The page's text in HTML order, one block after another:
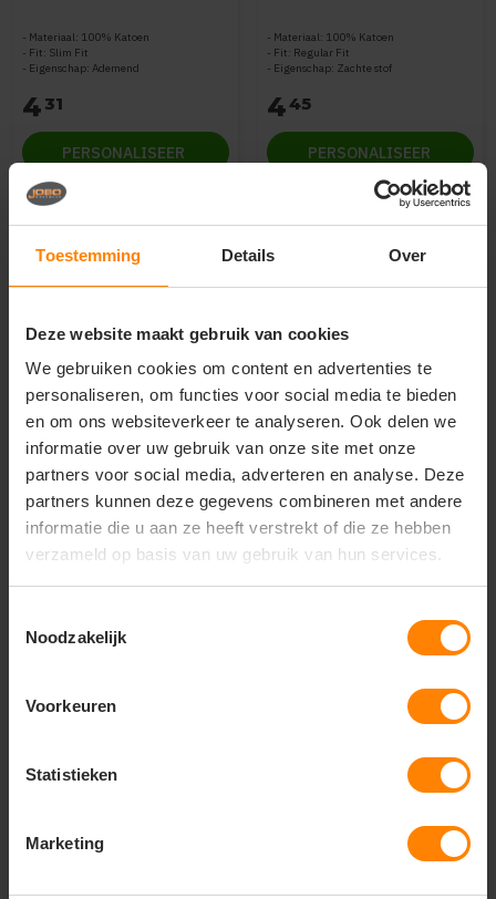
Toestemming Details Over
Deze website maakt gebruik van cookies
We gebruiken cookies om content en advertenties te
personaliseren, om functies voor social media te bieden
en om ons websiteverkeer te analyseren. Ook delen we
informatie over uw gebruik van onze site met onze
partners voor social media, adverteren en analyse. Deze
partners kunnen deze gegevens combineren met andere
informatie die u aan ze heeft verstrekt of die ze hebben
verzameld op basis van uw gebruik van hun services.
Noodzakelijk
Voorkeuren
Statistieken
Marketing
Materiaal: 100% Katoen
Fit: Slim Fit
Eigenschap: Ademend
4 31
PERSONALISEER
Materiaal: 100% Katoen
Fit: Regular Fit
Eigenschap: Zachte stof
445
PERSONALISEER
Stedman
Stedman Classic Tank
Top for her STE2900
Materiaal: 100% Katoen
Fit: Regular Fit
Stedman
Stedman Comfort Tank
Top STE2810
Materiaal: 100% Katoen
Fit: Modern fit
PERSONALISEER